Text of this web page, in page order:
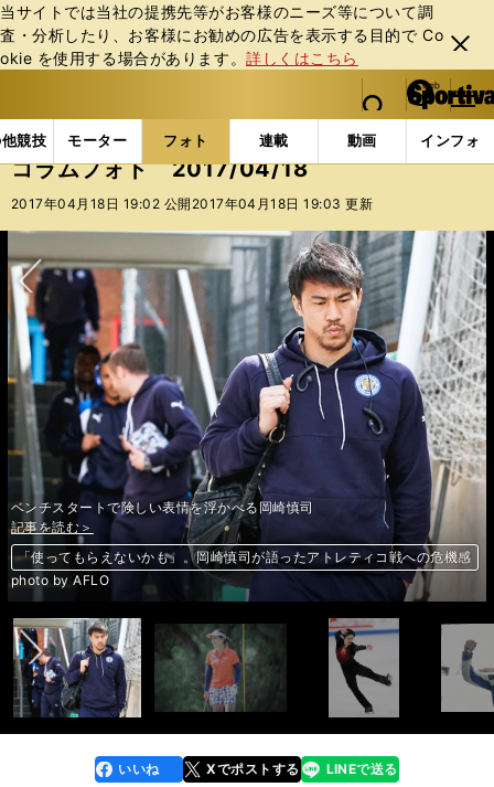
当サイトでは当社の提携先等がお客様のニーズ等について調
査・分析したり、お客様にお勧めの広告を表⽰する⽬的で Co
okie を使⽤する場合があります。詳しくはこちら
閉じ
る
web Sportiva (webスポルティーバ)
検索
マイペ
ー
ジ
メニュ
競技 モーター フォト 連載 動画 インフォ
b
ス
ポ
ル
ー
バ
フォトギャラリー コラムフォト コラムフォト
コラムフォト 2017/04/18
2017年04月18日 19:02 公開 2017年04月18日 19:03 更新
次へ
ベンチスタートで険しい表情を浮かべる岡崎慎司
記事を読む＞
「使ってもらえないかも」。岡崎慎司が語ったアトレティコ戦への危機感
photo by AFLO
記事を読む＞
人気女子プロゴルファー９名が語る、今シーズンの目標と手応え
★【フォトギャラリー】
人気女子プロゴルファー９名が語る、今シーズンの目標と手応え＞＞
記事を読む＞
羽生結弦も射程圏内に。世界２位の宇野昌磨は体力アップで伸びしろ増大
記事を読む＞
室屋義秀がエアレース2勝目。「王者の勝ち方」に次戦・千葉も期待大
記事を読む＞
室屋義秀がエアレース2勝目。「王者の勝ち方」に次戦・千葉も期待大
記事を読む＞
山本昌が「センバツで光った10人のエースたち」をレジェンド診断
【フォトギャラリー】
山本昌が「センバツで光った10人のエースたち」をレジェンド診断＞＞
【フォトギャラリー】
山﨑武司が「センバツ11人の強打者」を診断。プロ級の逸材はいるか？＞
＞
記事を読む＞
美しくないサッカーでも勝つ。浦和ペトロヴィッチ監督が決断した瞬間
記事を読む＞
世界水泳でワンツーへ。日本のお家芸・男子平泳ぎが超ハイレベル
前へ
faceboo
k
いいね Xでポストする
line LINEで送る